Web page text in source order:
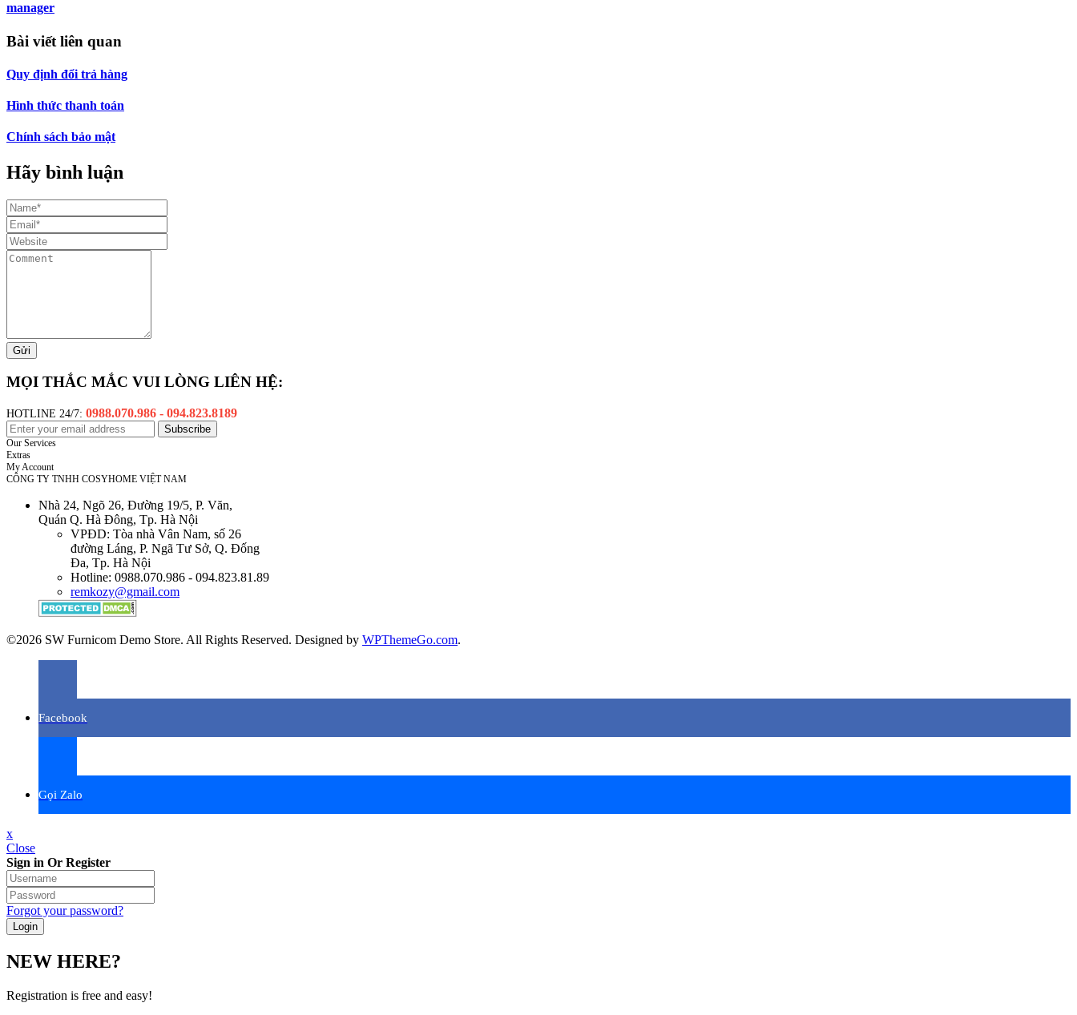
manager
Bài viết liên quan
Quy định đổi trả hàng
Hình thức thanh toán
Chính sách bảo mật
Hãy bình luận
Gửi
MỌI THẮC MẮC VUI LÒNG LIÊN HỆ:
HOTLINE 24/7: 0988.070.986 - 094.823.8189
Our Services
Extras
My Account
CÔNG TY TNHH COSYHOME VIỆT NAM
Nhà 24, Ngõ 26, Đường 19/5, P. Văn,
Quán Q. Hà Đông, Tp. Hà Nội
VPĐD: Tòa nhà Vân Nam, số 26
đường Láng, P. Ngã Tư Sở, Q. Đống
Đa, Tp. Hà Nội
Hotline: 0988.070.986 - 094.823.81.89
remkozy@gmail.com
©2026 SW Furnicom Demo Store. All Rights Reserved. Designed by WPThemeGo.com.
Facebook
Gọi Zalo
x
Close
Sign in Or Register
Forgot your password?
NEW HERE?
Registration is free and easy!